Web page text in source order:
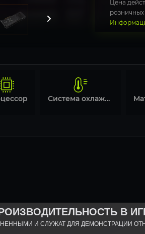
Цена
розничных
Система охлаждения
В
И СЛУЖАТ ДЛЯ ДЕМОНСТРАЦИИ